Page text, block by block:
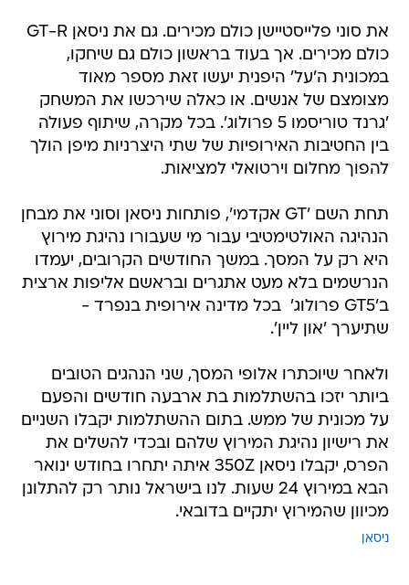
את סוני פלייסטיישן כולם מכירים. גם את ניסאן GT-R
כולם מכירים. אך בעוד בראשון כולם גם שיחקו,
במכונית ה'על' היפנית יעשו זאת מספר מאוד
מצומצם של אנשים. או כאלה שירכשו את המשחק
'גרנד טוריסמו 5 פרולוג'. בכל מקרה, שיתוף פעולה
בין החטיבות האירופיות של שתי היצרניות מיפן הולך
להפוך מחלום וירטואלי למציאות.
תחת השם 'GT אקדמי', פותחות ניסאן וסוני את מבחן
הנהיגה האולטימטיבי עבור מי שעבורו נהיגת מירוץ
היא רק על המסך. במשך החודשים הקרובים, יעמדו
הנרשמים בלא מעט אתגרים ובראשם אליפות ארצית
ב'GT5 פרולוג'  בכל מדינה אירופית בנפרד -
שתיערך 'און ליין'.
ולאחר שיוכתרו אלופי המסך, שני הנהגים הטובים
ביותר יזכו בהשתלמות בת ארבעה חודשים והפעם
על מכונית של ממש. בתום ההשתלמות יקבלו השניים
את רישיון נהיגת המירוץ שלהם ובכדי להשלים את
הפרס, יקבלו ניסאן 350Z איתה יתחרו בחודש ינואר
הבא במירוץ 24 שעות. לנו בישראל נותר רק להתלונן
מכיוון שהמירוץ יתקיים בדובאי.
ניסאן